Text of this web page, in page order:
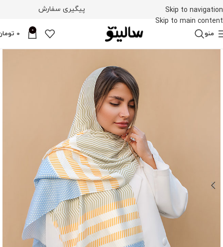
Skip to navigation
Skip to main content
پیگیری سفارش
منو 0
0